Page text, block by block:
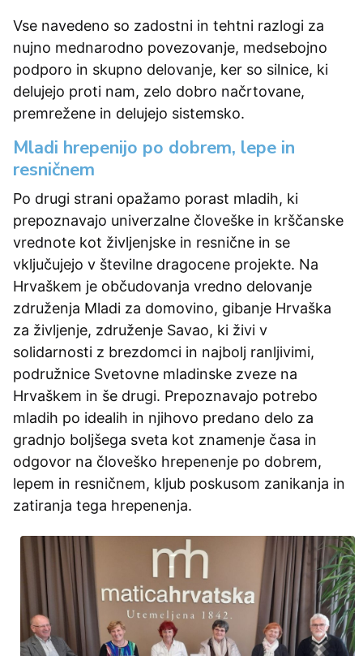
Vse navedeno so zadostni in tehtni razlogi za
nujno mednarodno povezovanje, medsebojno
podporo in skupno delovanje, ker so silnice, ki
delujejo proti nam, zelo dobro načrtovane,
premrežene in delujejo sistemsko.
Mladi hrepenijo po dobrem, lepe in
resničnem
Po drugi strani opažamo porast mladih, ki
prepoznavajo univerzalne človeške in krščanske
vrednote kot življenjske in resnične in se
vključujejo v številne dragocene projekte. Na
Hrvaškem je občudovanja vredno delovanje
združenja Mladi za domovino, gibanje Hrvaška
za življenje, združenje Savao, ki živi v
solidarnosti z brezdomci in najbolj ranljivimi,
podružnice Svetovne mladinske zveze na
Hrvaškem in še drugi. Prepoznavajo potrebo
mladih po idealih in njihovo predano delo za
gradnjo boljšega sveta kot znamenje časa in
odgovor na človeško hrepenenje po dobrem,
lepem in resničnem, kljub poskusom zanikanja in
zatiranja tega hrepenenja.